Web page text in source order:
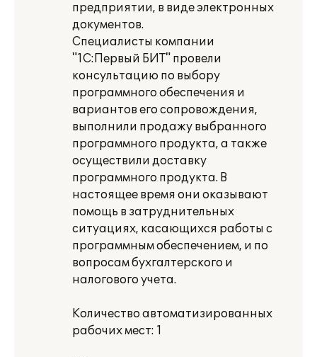
предприятии, в виде электронных
документов.
Специалисты компании
"1С:Первый БИТ" провели
консультацию по выбору
программного обеспечения и
вариантов его сопровождения,
выполнили продажу выбранного
программного продукта, а также
осуществили доставку
программного продукта. В
настоящее время они оказывают
помощь в затруднительных
ситуациях, касающихся работы с
программным обеспечением, и по
вопросам бухгалтерского и
налогового учета.
Количество автоматизированных
рабочих мест: 1